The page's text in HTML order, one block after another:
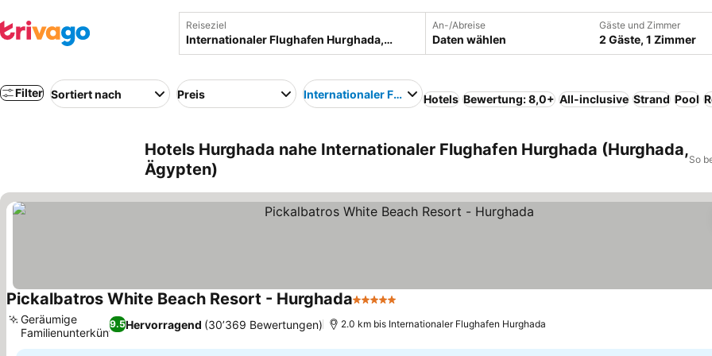
Reiseziel An-/Abreise
Daten wählen
Gäste und Zimmer
2 Gäste, 1 Zimmer
Filter Sortiert nach Preis Internationaler Flughafen Hurghada
Hotels Bewertung: 8,0+ All-inclusive Strand Pool
Hotels Hurghada nahe Internationaler Flughafen Hurghada (Hurghada,
Ägypten)
So
Pickalbatros White Beach Resort - Hurghada5 Sterne
9.5Hervorragend (30’369 Bewertungen)
Geräumige
Familienunterkünfte
2.0 km bis Internationaler Flughafen Hurghada